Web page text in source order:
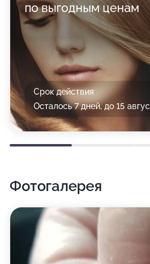
по выгодным ценам
Срок действия
Осталось 7 дней, до 15
Фотогалерея